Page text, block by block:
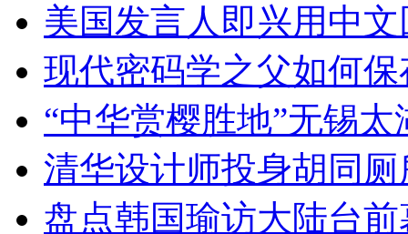
美国发言人即兴用中
现代密码学之父如何
“中华赏樱胜地”无锡
清华设计师投身胡同
盘点韩国瑜访大陆台